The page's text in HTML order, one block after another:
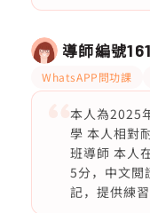
導師編號
WhatsAPP問功課
本人為2025
學 本人相對
班導師 本人
5分，中文閲
記，提供練習